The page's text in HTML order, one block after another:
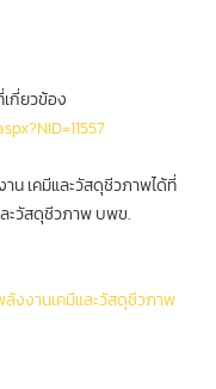
เกี่ยวข้อง
น เคมีและวัสดุชีวภาพได้ที่
ะวัสดุชีวภาพ บพข.
งงานเคมีและวัสดุชีวภาพ